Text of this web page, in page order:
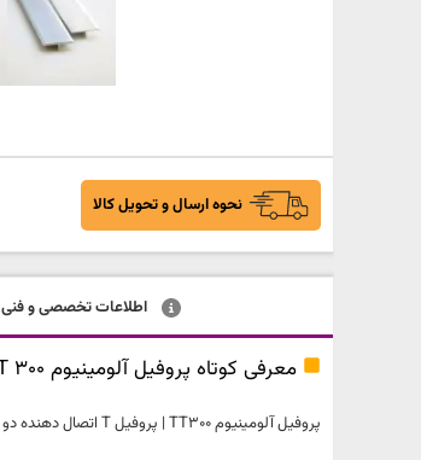
نحوه ارسال و تحویل کالا
اطلاعات تخصصی و فنی
پروفیل آلومینیوم TT300 | پروفیل T اتصال دهنده دو متریال همسان و غیر همسان است و به عنوان پوشش دهنده به لبه های صدمه دیده سنگ ، سرامیک یا کاشی در کف و دیوار مورد استفاده قرار می گیرند.